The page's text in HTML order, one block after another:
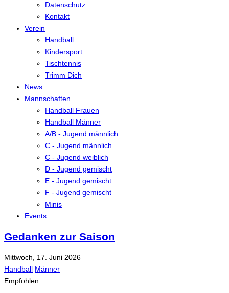
Datenschutz
Kontakt
Verein
Handball
Kindersport
Tischtennis
Trimm Dich
News
Mannschaften
Handball Frauen
Handball Männer
A/B - Jugend männlich
C - Jugend männlich
C - Jugend weiblich
D - Jugend gemischt
E - Jugend gemischt
F - Jugend gemischt
Minis
Events
Gedanken zur Saison
Mittwoch, 17. Juni 2026
Handball Männer
Empfohlen